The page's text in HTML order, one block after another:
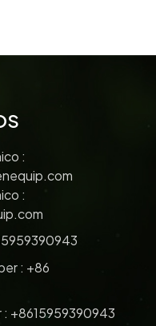
:
:
: +86
+8615959390943